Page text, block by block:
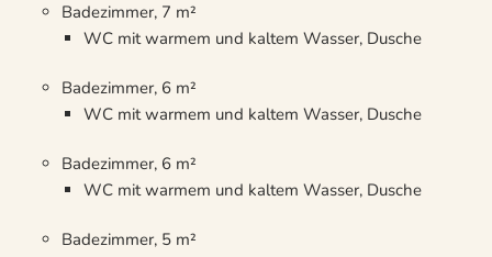
Badezimmer, 7 m²
WC mit warmem und kaltem Wasser, Dusche
Badezimmer, 6 m²
WC mit warmem und kaltem Wasser, Dusche
Badezimmer, 6 m²
WC mit warmem und kaltem Wasser, Dusche
Badezimmer, 5 m²